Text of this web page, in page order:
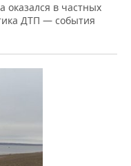
оказался в частных
ДТП — события